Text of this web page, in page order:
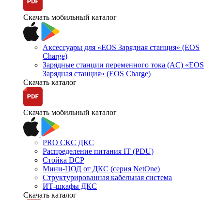
Скачать мобильный каталог
Аксессуары для «EOS Зарядная станция» (EOS
Charge)
Зарядные станции переменного тока (AC) «EOS
Зарядная станция» (EOS Charge)
Скачать каталог
Скачать мобильный каталог
PRO СКС ДКС
Распределение питания IT (PDU)
Стойка DCP
Мини-ЦОД от ДКС (серия NetOne)
Структурированная кабельная система
ИТ-шкафы ДКС
Скачать каталог